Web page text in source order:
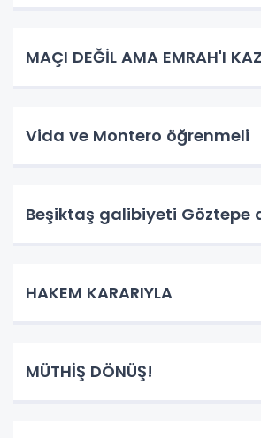
MAÇI DEĞİL AMA EMRAH'I
Vida ve Montero öğrenmeli
Beşiktaş galibiyeti Göztepe
HAKEM KARARIYLA
MÜTHİŞ DÖNÜŞ!